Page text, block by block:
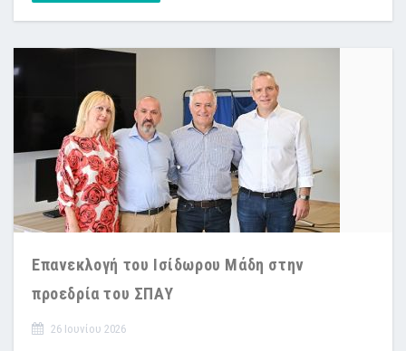
Επανεκλογή του Ισίδωρου Μάδη στην
προεδρία του ΣΠΑΥ
26 Ιουνίου 2026